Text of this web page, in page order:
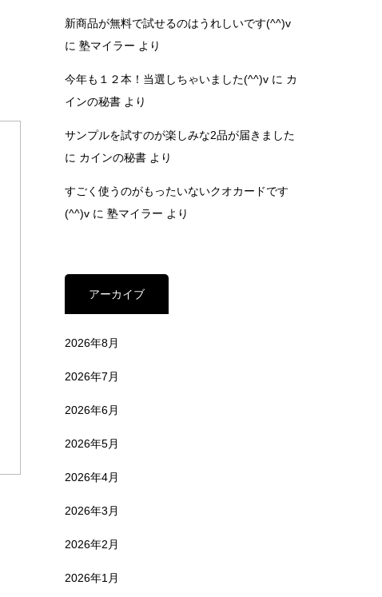
新商品が無料で試せるのはうれしいです(^^)v
に 塾マイラー より
今年も１２本！当選しちゃいました(^^)v に カ
インの秘書 より
サンプルを試すのが楽しみな2品が届きました
に カインの秘書 より
すごく使うのがもったいないクオカードです
(^^)v に 塾マイラー より
アーカイブ
2026年8月
2026年7月
2026年6月
2026年5月
2026年4月
2026年3月
2026年2月
2026年1月